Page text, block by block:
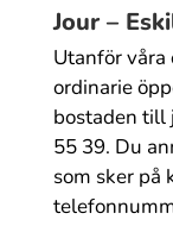
Jour –
Utanför
ordinarie
bostaden till
55 39. Du
som sker på